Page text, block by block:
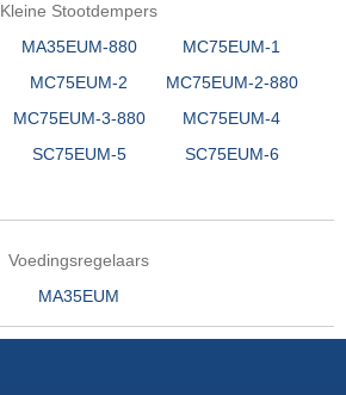
Kleine Stootdempers
MA35EUM-880
MC75EUM-1
MC75EUM-2
MC75EUM-2-880
MC75EUM-3-880
MC75EUM-4
SC75EUM-5
SC75EUM-6
Voedingsregelaars
MA35EUM